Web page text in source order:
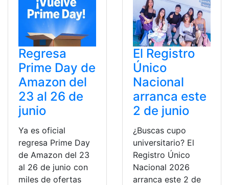
Regresa
Prime Day de
Amazon del
23 al 26 de
junio
Ya es oficial
regresa Prime Day
de Amazon del 23
al 26 de junio con
miles de ofertas
El Registro
Único
Nacional
arranca este
2 de junio
¿Buscas cupo
universitario? El
Registro Único
Nacional 2026
arranca este 2 de